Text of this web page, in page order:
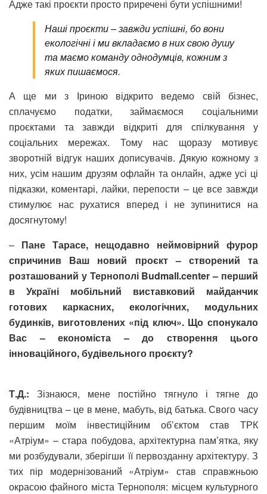
Адже такі проєкти просто приречені бути успішними!
Наші проєкти – завжди успішні, бо вони
екологічні і ми вкладаємо в них свою душу
та маємо команду однодумців, кожним з
яких пишаємося.
А ще ми з Іриною відкрито ведемо свій бізнес,
сплачуємо податки, займаємося соціальними
проєктами та завжди відкриті для спілкування у
соціальних мережах. Тому нас щоразу мотивує
зворотній відгук наших дописувачів. Дякую кожному з
них, усім нашим друзям офлайн та онлайн, адже усі ці
підказки, коментарі, лайки, перепости – це все завжди
стимулює нас рухатися вперед і не зупинитися на
досягнутому!
– Пане Тарасе, нещодавно неймовірний фурор
спричинив Ваш новий проєкт – створений та
розташований у Тернополі Budmall.center – перший
в Україні мобільний виставковий майданчик
готових каркасних, екологічних, модульних
будинків, виготовлених «під ключ». Що спонукало
Вас – економіста – до створення цього
інноваційного, будівельного проєкту?
Т.Д.: Зізнаюся, мене постійно тягнуло і тягне до
будівництва – це в мене, мабуть, від батька. Свого часу
першим моїм інвестиційним об’єктом став ТРК
«Атріум» – стара побудова, архітектурна пам’ятка, яку
ми розбудували, зберігши її первозданну архітектуру. З
тих пір модернізований «Атріум» став справжньою
окрасою файного міста Тернополя: місцем культурного